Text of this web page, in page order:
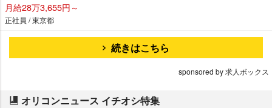
月給28万3,655円～
正社員 / 東京都
続きはこちら
sponsored by 求人ボックス
オリコンニュース イチオシ特集